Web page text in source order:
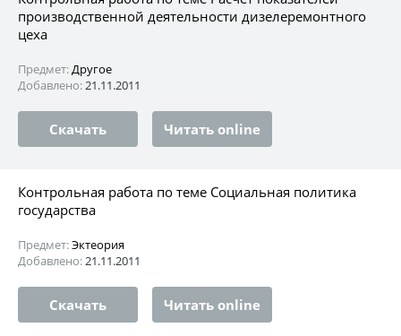
производственной деятельности дизелеремонтного
цеха
Предмет:Другое
Добавлено:21.11.2011
Скачать Читать online
Контрольная работа по теме Социальная политика
государства
Предмет:Эктеория
Добавлено:21.11.2011
Скачать Читать online